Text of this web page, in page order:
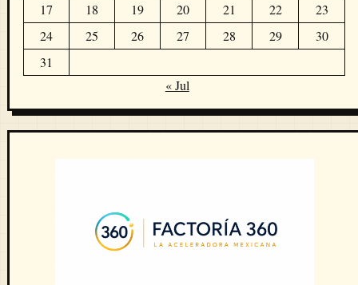
17
18 19 20 21 22
23
24
25 26 27 28 29
30
31
« Jul